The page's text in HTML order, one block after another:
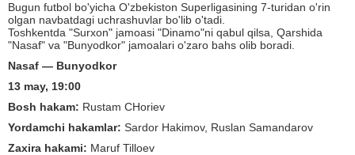
Bugun futbol bo'yicha O'zbekiston Superligasining 7-turidan o'rin
olgan navbatdagi uchrashuvlar bo'lib o'tadi.
Toshkentda "Surxon" jamoasi "Dinamo"ni qabul qilsa, Qarshida
"Nasaf" va "Bunyodkor" jamoalari o'zaro bahs olib boradi.
Nasaf — Bunyodkor
13 may, 19:00
Bosh hakam: Rustam CHoriev
Yordamchi hakamlar: Sardor Hakimov, Ruslan Samandarov
Zaxira hakami: Maruf Tilloev